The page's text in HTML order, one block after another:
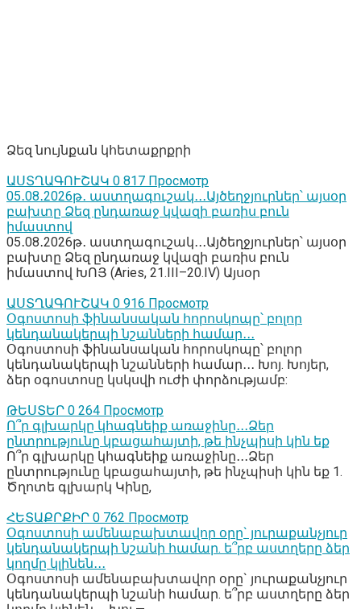
Ձեզ նույնքան կհետաքրքրի
ԱՍՏՂԱԳՈՒՇԱԿ 0 817 Просмотр
05․08․2026թ․ աստղագուշակ․․․Այծեղջյուրներ՝ այսօր
բախտը Ձեզ ընդառաջ կվազի բառիս բուն
իմաստով
05․08․2026թ․ աստղագուշակ․․․Այծեղջյուրներ՝ այսօր
բախտը Ձեզ ընդառաջ կվազի բառիս բուն
իմաստով ԽՈՅ (Aries, 21.III–20.IV) Այսօր
ԱՍՏՂԱԳՈՒՇԱԿ 0 916 Просмотр
Օգոստոսի ֆինանսական հորոսկոպը՝ բոլոր
կենդանակերպի նշանների համար․․․
Օգոստոսի ֆինանսական հորոսկոպը՝ բոլոր
կենդանակերպի նշանների համար․․․ Խոյ. Խոյեր,
ձեր օգոստոսը կսկսվի ուժի փորձությամբ:
ԹԵՍՏԵՐ 0 264 Просмотр
Ո՞ր գլխարկը կհագնեիք առաջինը․․․Ձեր
ընտրությունը կբացահայտի, թե ինչպիսի կին եք
Ո՞ր գլխարկը կհագնեիք առաջինը․․․Ձեր
ընտրությունը կբացահայտի, թե ինչպիսի կին եք 1.
Ծղոտե գլխարկ Կինը,
ՀԵՏԱՔՐՔԻՐ 0 762 Просмотр
Օգոստոսի ամենաբախտավոր օրը` յուրաքանչյուր
կենդանակերպի նշանի համար. ե՞րբ աստղերը ձեր
կողմը կլինեն․․․
Օգոստոսի ամենաբախտավոր օրը` յուրաքանչյուր
կենդանակերպի նշանի համար. ե՞րբ աստղերը ձեր